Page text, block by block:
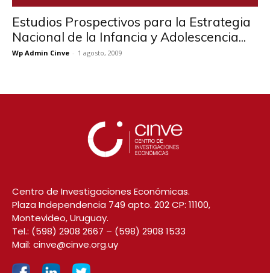
Estudios Prospectivos para la Estrategia
Nacional de la Infancia y Adolescencia...
Wp Admin Cinve - 1 agosto, 2009
Centro de Investigaciones Económicas.
Plaza Independencia 749 apto. 202 CP: 11100,
Montevideo, Uruguay.
Tel.: (598) 2908 2667 – (598) 2908 1533
Mail: cinve@cinve.org.uy